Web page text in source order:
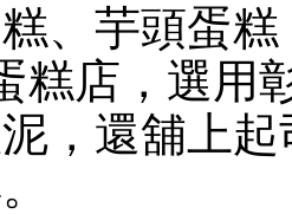
、芋頭蛋
糕店，選用
，還舖上